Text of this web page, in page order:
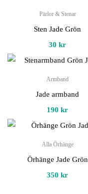
Pärlor & Stenar
Sten Jade Grön
30 kr
Armband
Jade armband
190 kr
Alla Örhänge
Örhänge Jade Grön
350 kr